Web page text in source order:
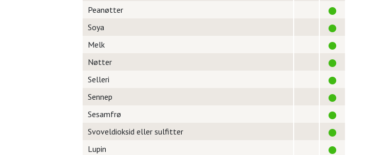
Peanøtter
Soya
Melk
Nøtter
Selleri
Sennep
Sesamfrø
Svoveldioksid eller sulfitter
Lupin